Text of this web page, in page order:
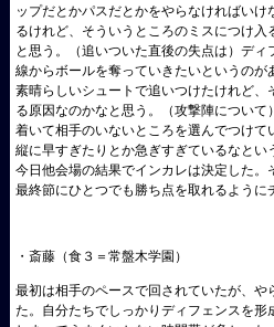
ップだとかパスだとかをやらなければい
るけれど、そういうところのミスにつけ
と思う。（追いついた直後の失点は）デ
線からボールを奪っていきたいというの
素晴らしいシュートで追いつけたけれど
る原因なのかなと思う。（攻撃陣につい
着いて相手のいないところを選んでつけて
縦に早すぎたりとか急ぎすぎているなとい
今日他会場の結果でインカレは決定した。
最終節にひとつでも勝ち点を取れるように
・斎藤（食３＝常盤木学園）
最初は相手のペースで回されていたが、や
た。自分たちでしっかりディフェンスを